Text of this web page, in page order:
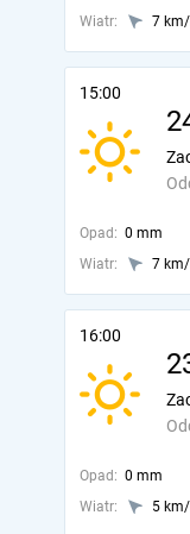
Wiatr:
7
15:00
Opad: 0 mm
Wiatr:
7
16:00
Opad: 0 mm
Wiatr:
5